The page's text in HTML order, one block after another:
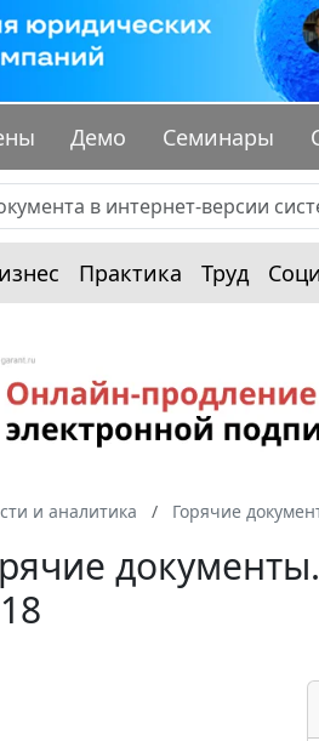
Демо Семинары
Практика Труд
и аналитика Горячие